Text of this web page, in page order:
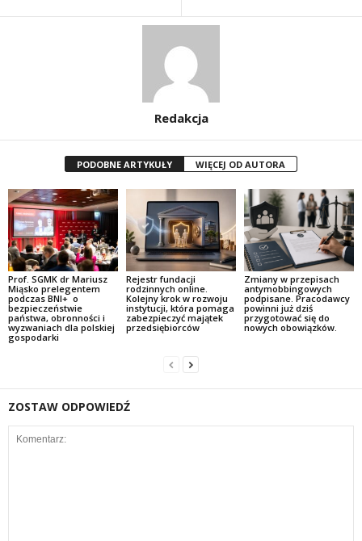
Redakcja
PODOBNE ARTYKUŁY WIĘCEJ OD AUTORA
Prof. SGMK dr Mariusz
Miąsko prelegentem
podczas BNI+ o
bezpieczeństwie
państwa, obronności i
wyzwaniach dla polskiej
gospodarki
Rejestr fundacji
rodzinnych online.
Kolejny krok w rozwoju
instytucji, która pomaga
zabezpieczyć majątek
przedsiębiorców
Zmiany w przepisach
antymobbingowych
podpisane. Pracodawcy
powinni już dziś
przygotować się do
nowych obowiązków.
ZOSTAW ODPOWIEDŹ